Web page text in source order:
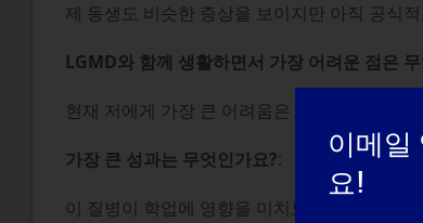
제 동생도 비슷한 증상을 보이지만 아직 공식
LGMD와 함께 생활하면서 가장 어려운 점은
현재 저에게 가장 큰 어려움은 계단 오르기와
가장 큰 성과는 무엇인가요?:
이 질병이 학업에 영향을 미치도록 내버려두지
이메일
요!